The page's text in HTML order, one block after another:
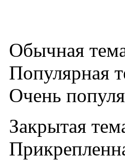
Обычная
Популярная
Очень
Закрытая